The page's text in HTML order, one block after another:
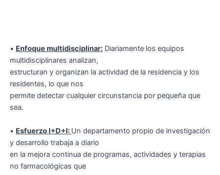
• Enfoque multidisciplinar: Diariamente los equipos
multidisciplinares analizan,
estructuran y organizan la actividad de la residencia y los
residentes, lo que nos
permite detectar cualquier circunstancia por pequeña que
sea.
• Esfuerzo I+D+I: Un departamento propio de investigación
y desarrollo trabaja a diario
en la mejora continua de programas, actividades y terapias
no farmacológicas que